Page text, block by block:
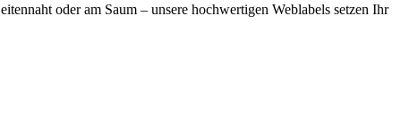
oder am Saum – unsere hochwertigen Weblabels setzen Ihr